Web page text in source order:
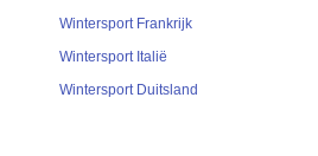
Wintersport Frankrijk
Wintersport Italië
Wintersport Duitsland